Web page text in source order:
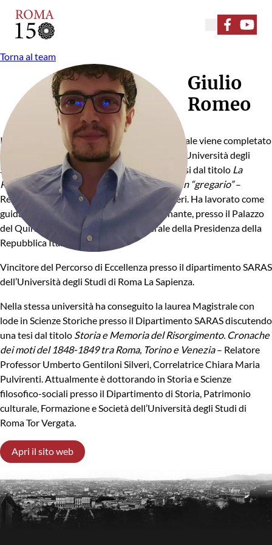
Seguici su
Seguici
Torna al team
Giulio
Romeo
Il percorso di formazione universitaria triennale viene completato
con lode in Storia, Antropologia, Religioni all’Università degli
Studi di Roma La Sapienza discutendo una tesi dal titolo La
Repubblica romana attraverso gli occhi di un “gregario”–
Relatore Professor Umberto Gentiloni Silveri. Ha lavorato come
guida storico-artistica, in qualità di tirocinante, presso il Palazzo
del Quirinale per il Segretariato Generale della Presidenza della
Repubblica Italiana.
Vincitore del Percorso di Eccellenza presso il dipartimento SARAS
dell’Università degli Studi di Roma La Sapienza.
Nella stessa università ha conseguito la laurea Magistrale con
lode in Scienze Storiche presso il Dipartimento SARAS discutendo
una tesi dal titolo Storia e Memoria del Risorgimento. Cronache
dei moti del 1848-1849 tra Roma, Torino e Venezia– Relatore
Professor Umberto Gentiloni Silveri, Correlatrice Chiara Maria
Pulvirenti. Attualmente è dottorando in Storia e Scienze
filosofico-sociali presso il Dipartimento di Storia, Patrimonio
culturale, Formazione e Società dell’Università degli Studi di
Roma Tor Vergata.
Apri il sito web